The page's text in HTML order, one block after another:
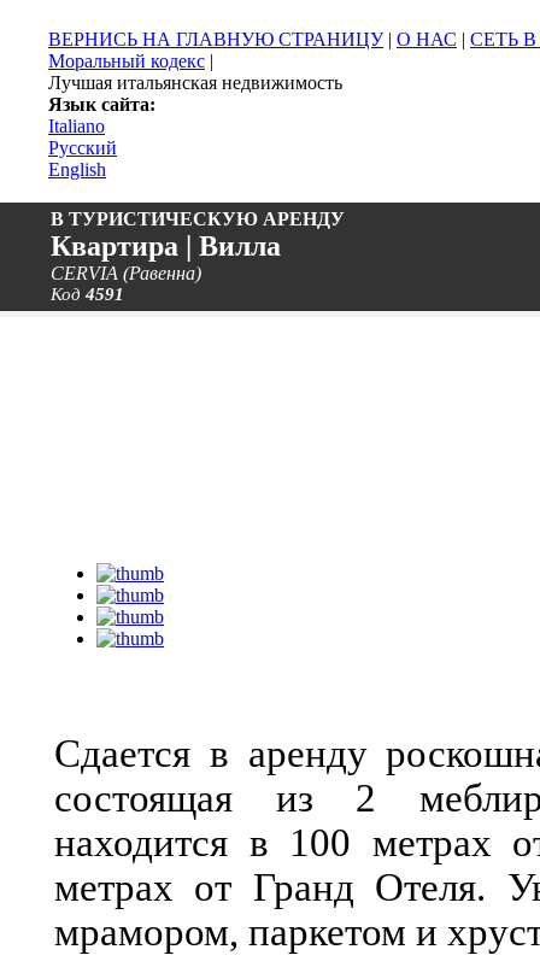
ВЕРНИСЬ НА ГЛАВНУЮ СТРАНИЦУ| О НАС | СЕТЬ
Моральный кодекс |
Лучшая итальянская недвижимость
Язык сайта:
Italiano
Русский
English
В ТУРИСТИЧЕСКУЮ АРЕНДУ
Квартира | Вилла
CERVIA (Равенна)
Код4591
Сдается в аренду
состоящая из 2
находится в 100 метрах
метрах от Гранд Отеля.
мрамором, паркетом и